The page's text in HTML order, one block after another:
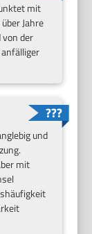
mit
Jahre
der
und
mit